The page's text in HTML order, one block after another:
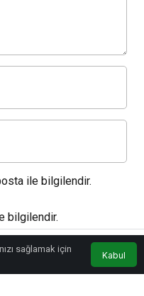
ile bilgilendir.
bilgilendir.
sağlamak için
Kabul